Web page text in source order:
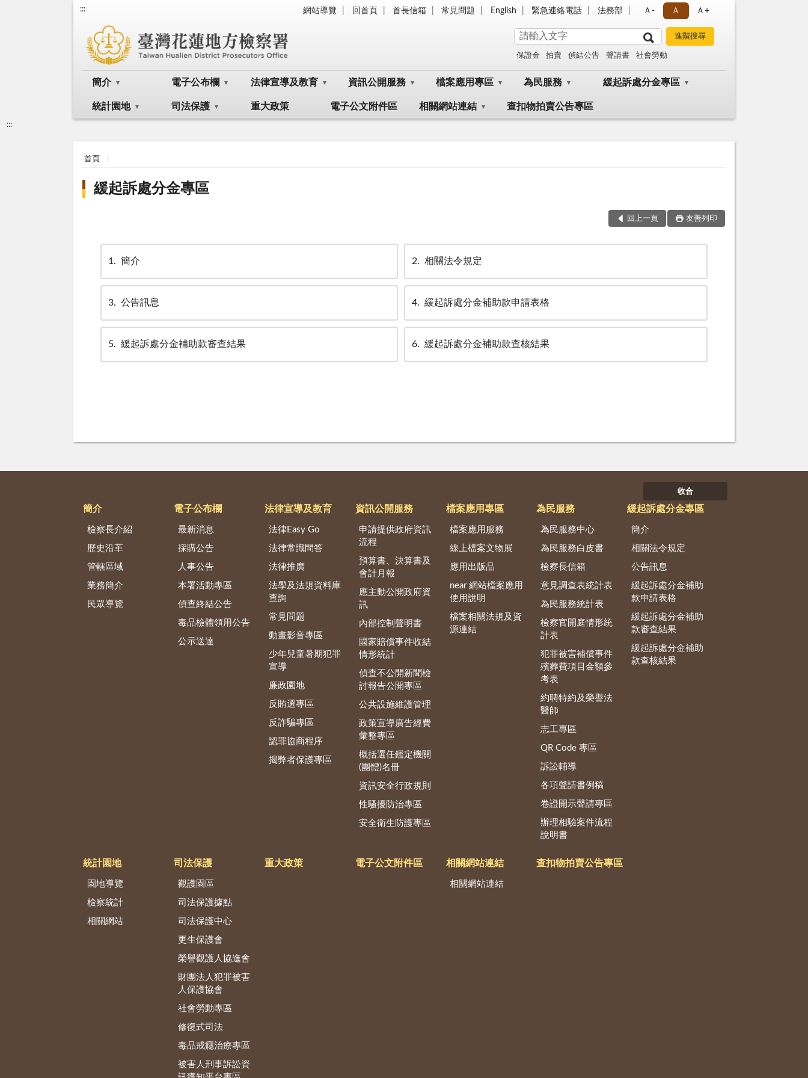
::: 網站導覽 回首頁 首長信箱 常見問題 English 緊急連絡電話 法務部 Ａ- Ａ Ａ+
保證金 拍賣 偵結公告 聲請書 社會勞動
簡介 電子公布欄 法律宣導及教育 資訊公開服務 檔案應用專區 為民服務 緩起訴處分金專區
統計園地 司法保護 重大政策 電子公文附件區 相關網站連結 查扣物拍賣公告專區
:::
首頁
緩起訴處分金專區
回上一頁 友善列印
1 簡介 2 相關法令規定
3 公告訊息 4 緩起訴處分金補助款申請表格
5 緩起訴處分金補助款審查結果 6 緩起訴處分金補助款查核結果
收合
簡介
檢察長介紹
歷史沿革
管轄區域
業務簡介
民眾導覽
電子公布欄
最新消息
採購公告
人事公告
本署活動專區
偵查終結公告
毒品檢體領用公告
公示送達
法律宣導及教育
法律Easy Go
法律常識問答
法律推廣
法學及法規資料庫
查詢
常見問題
動畫影音專區
少年兒童暑期犯罪
宣導
廉政園地
反賄選專區
反詐騙專區
認罪協商程序
揭弊者保護專區
資訊公開服務
申請提供政府資訊
流程
預算書、決算書及
會計月報
應主動公開政府資
訊
內部控制聲明書
國家賠償事件收結
情形統計
偵查不公開新聞檢
討報告公開專區
公共設施維護管理
政策宣導廣告經費
彙整專區
概括選任鑑定機關
(團體)名冊
資訊安全行政規則
性騷擾防治專區
安全衛生防護專區
檔案應用專區
檔案應用服務
線上檔案文物展
應用出版品
near 網站檔案應用
使用說明
檔案相關法規及資
源連結
為民服務
為民服務中心
為民服務白皮書
檢察長信箱
意見調查表統計表
為民服務統計表
檢察官開庭情形統
計表
犯罪被害補償事件
殯葬費項目金額參
考表
約聘特約及榮譽法
醫師
志工專區
QR Code 專區
訴訟輔導
各項聲請書例稿
卷證開示聲請專區
辦理相驗案件流程
說明書
緩起訴處分金專區
簡介
相關法令規定
公告訊息
緩起訴處分金補助
款申請表格
緩起訴處分金補助
款審查結果
緩起訴處分金補助
款查核結果
統計園地
園地導覽
檢察統計
相關網站
司法保護
觀護園區
司法保護據點
司法保護中心
更生保護會
榮譽觀護人協進會
財團法人犯罪被害
人保護協會
社會勞動專區
修復式司法
毒品戒癮治療專區
被害人刑事訴訟資
重大政策 電子公文附件區 相關網站連結
相關網站連結
查扣物拍賣公告專區